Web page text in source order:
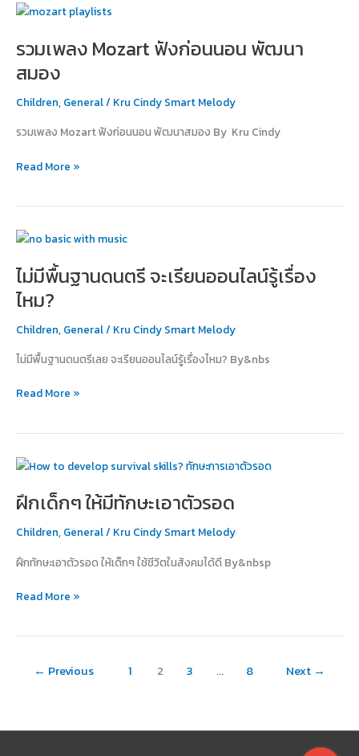
รวมเพลง Mozart ฟังก่อนนอน พัฒนา
สมอง
Children, General/ Kru Cindy Smart Melody
รวมเพลง Mozart ฟังก่อนนอน พัฒนาสมอง By Kru Cindy
รวม
Mozart
ก่อน
นอน
สมอง
Read More »
ไม่มีพื้นฐานดนตรี จะเรียนออนไลน์รู้เรื่อง
ไหม?
Children, General/ Kru Cindy Smart Melody
ไม่มีพื้นฐานดนตรีเลย จะเรียนออนไลน์รู้เรื่องไหม? By&nbs
ไม่มี
ฐาน
ดนตรี
จะ
เรียน
รู้
ไหม?
Read More »
ฝึกเด็กๆ ให้มีทักษะเอาตัวรอด
Children, General/ Kru Cindy Smart Melody
ฝึกทักษะเอาตัวรอด ให้เด็กๆ ใช้ชีวิตในสังคมได้ดี By&nbsp
ฝึก
ให้
ทักษะ
ตัว
Read More »
← Previous 1 2 3 … 8 Next →